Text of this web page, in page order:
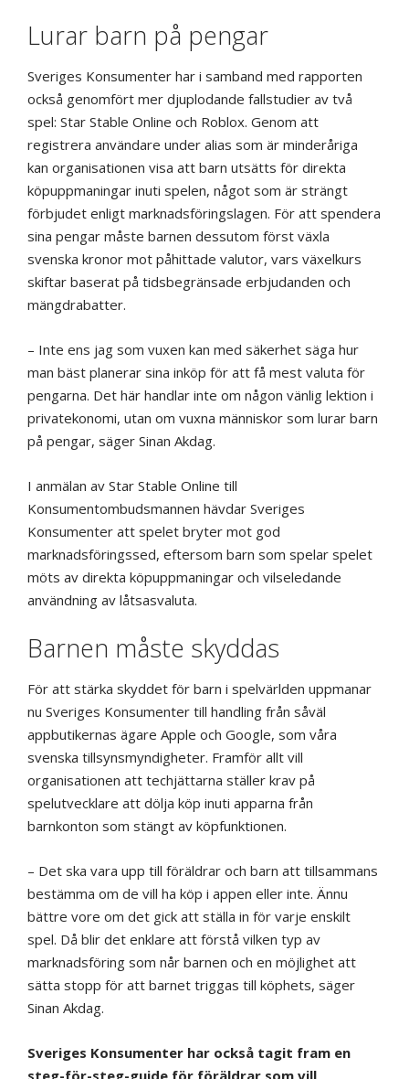
Lurar barn på pengar
Sveriges Konsumenter har i samband med rapporten
också genomfört mer djuplodande fallstudier av två
spel: Star Stable Online och Roblox. Genom att
registrera användare under alias som är minderåriga
kan organisationen visa att barn utsätts för direkta
köpuppmaningar inuti spelen, något som är strängt
förbjudet enligt marknadsföringslagen. För att spendera
sina pengar måste barnen dessutom först växla
svenska kronor mot påhittade valutor, vars växelkurs
skiftar baserat på tidsbegränsade erbjudanden och
mängdrabatter.
– Inte ens jag som vuxen kan med säkerhet säga hur
man bäst planerar sina inköp för att få mest valuta för
pengarna. Det här handlar inte om någon vänlig lektion i
privatekonomi, utan om vuxna människor som lurar barn
på pengar, säger Sinan Akdag.
I anmälan av Star Stable Online till
Konsumentombudsmannen hävdar Sveriges
Konsumenter att spelet bryter mot god
marknadsföringssed, eftersom barn som spelar spelet
möts av direkta köpuppmaningar och vilseledande
användning av låtsasvaluta.
Barnen måste skyddas
För att stärka skyddet för barn i spelvärlden uppmanar
nu Sveriges Konsumenter till handling från såväl
appbutikernas ägare Apple och Google, som våra
svenska tillsynsmyndigheter. Framför allt vill
organisationen att techjättarna ställer krav på
spelutvecklare att dölja köp inuti apparna från
barnkonton som stängt av köpfunktionen.
– Det ska vara upp till föräldrar och barn att tillsammans
bestämma om de vill ha köp i appen eller inte. Ännu
bättre vore om det gick att ställa in för varje enskilt
spel. Då blir det enklare att förstå vilken typ av
marknadsföring som når barnen och en möjlighet att
sätta stopp för att barnet triggas till köphets, säger
Sinan Akdag.
Sveriges Konsumenter har också tagit fram en